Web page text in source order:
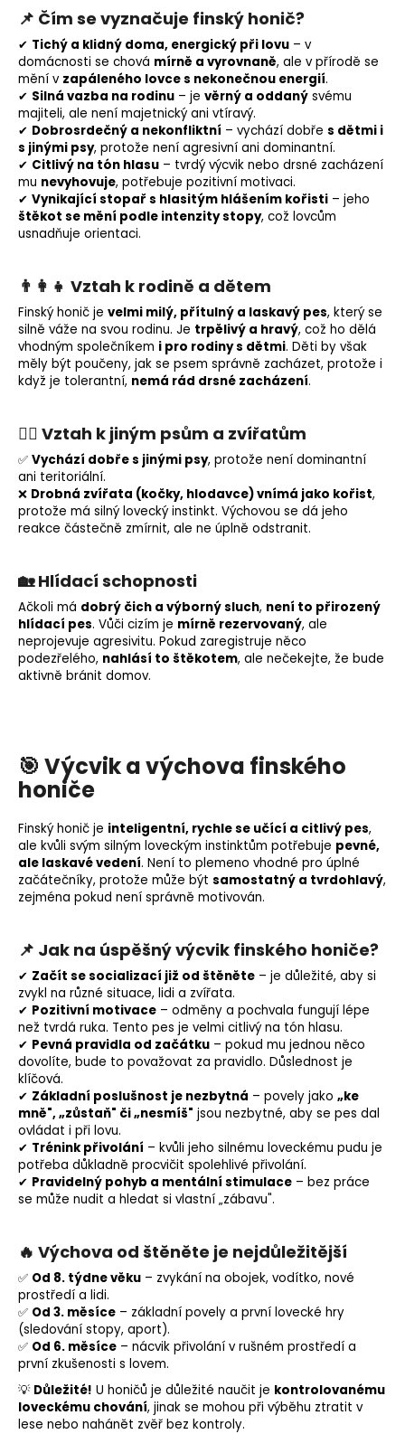
📌 Čím se vyznačuje finský honič?
✔ Tichý a klidný doma, energický při lovu – v
domácnosti se chová mírně a vyrovnaně, ale v přírodě se
mění v zapáleného lovce s nekonečnou energií.
✔ Silná vazba na rodinu – je věrný a oddaný svému
majiteli, ale není majetnický ani vtíravý.
✔ Dobrosrdečný a nekonfliktní – vychází dobře s dětmi i
s jinými psy, protože není agresivní ani dominantní.
✔ Citlivý na tón hlasu – tvrdý výcvik nebo drsné zacházení
mu nevyhovuje, potřebuje pozitivní motivaci.
✔ Vynikající stopař s hlasitým hlášením kořisti – jeho
štěkot se mění podle intenzity stopy, což lovcům
usnadňuje orientaci.
👨‍👩‍👧 Vztah k rodině a dětem
Finský honič je velmi milý, přítulný a laskavý pes, který se
silně váže na svou rodinu. Je trpělivý a hravý, což ho dělá
vhodným společníkem i pro rodiny s dětmi. Děti by však
měly být poučeny, jak se psem správně zacházet, protože i
když je tolerantní, nemá rád drsné zacházení.
🐕‍🦺 Vztah k jiným psům a zvířatům
✅ Vychází dobře s jinými psy, protože není dominantní
ani teritoriální.
❌ Drobná zvířata (kočky, hlodavce) vnímá jako kořist,
protože má silný lovecký instinkt. Výchovou se dá jeho
reakce částečně zmírnit, ale ne úplně odstranit.
🏡Hlídací schopnosti
Ačkoli má dobrý čich a výborný sluch, není to přirozený
hlídací pes. Vůči cizím je mírně rezervovaný, ale
neprojevuje agresivitu. Pokud zaregistruje něco
podezřelého, nahlásí to štěkotem, ale nečekejte, že bude
aktivně bránit domov.
🎯 Výcvik a výchova finského
honiče
Finský honič je inteligentní, rychle se učící a citlivý pes,
ale kvůli svým silným loveckým instinktům potřebuje pevné,
ale laskavé vedení. Není to plemeno vhodné pro úplné
začátečníky, protože může být samostatný a tvrdohlavý,
zejména pokud není správně motivován.
📌 Jak na úspěšný výcvik finského honiče?
✔ Začít se socializací již od štěněte – je důležité, aby si
zvykl na různé situace, lidi a zvířata.
✔ Pozitivní motivace – odměny a pochvala fungují lépe
než tvrdá ruka. Tento pes je velmi citlivý na tón hlasu.
✔ Pevná pravidla od začátku – pokud mu jednou něco
dovolíte, bude to považovat za pravidlo. Důslednost je
klíčová.
✔ Základní poslušnost je nezbytná – povely jako „ke
mně", „zůstaň" či „nesmíš" jsou nezbytné, aby se pes dal
ovládat i při lovu.
✔ Trénink přivolání – kvůli jeho silnému loveckému pudu je
potřeba důkladně procvičit spolehlivé přivolání.
✔ Pravidelný pohyb a mentální stimulace – bez práce
se může nudit a hledat si vlastní „zábavu".
🔥 Výchova od štěněte je nejdůležitější
✅ Od 8. týdne věku – zvykání na obojek, vodítko, nové
prostředí a lidi.
✅ Od 3. měsíce – základní povely a první lovecké hry
(sledování stopy, aport).
✅ Od 6. měsíce – nácvik přivolání v rušném prostředí a
první zkušenosti s lovem.
💡 Důležité! U honičů je důležité naučit je kontrolovanému
loveckému chování, jinak se mohou při výběhu ztratit v
lese nebo nahánět zvěř bez kontroly.